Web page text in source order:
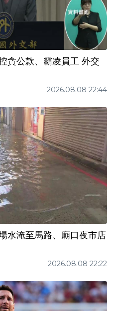
貪公款、霸凌員工 外交
2026.08.08 22:44
水淹至馬路、廟口夜市店
2026.08.08 22:22